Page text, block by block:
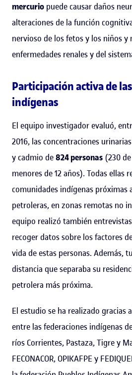
mercurio puede causar daños
alteraciones de la función
nervioso de los fetos y los niños y
enfermedades renales y del
Participación activa de
indígenas
El equipo investigador evaluó,
2016, las concentraciones
y cadmio de824 personas (230
menores de 12 años). Todas ellas
comunidades indígenas próximas
petroleras, en zonas remotas no
equipo realizó también
recoger datos sobre los factores
vida de estas personas. Además,
distancia que separaba su
petrolera más próxima.
El estudio se ha realizado gracias
entre las federaciones indígenas
ríos Corrientes, Pastaza, Tigre y
FECONACOR, OPIKAFPE y